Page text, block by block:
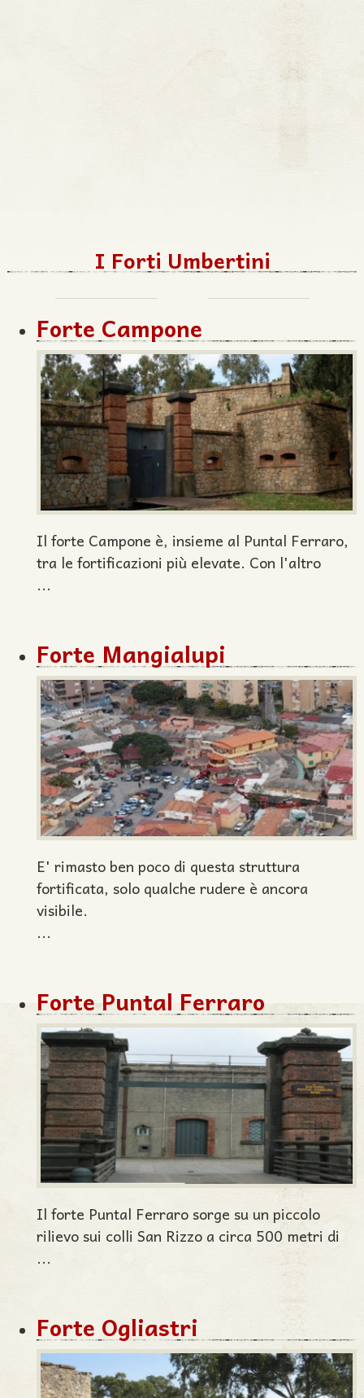
I Forti Umbertini
Forte Campone
Il forte Campone è, insieme al Puntal Ferraro,
tra le fortificazioni più elevate. Con l'altro
...
Forte Mangialupi
E' rimasto ben poco di questa struttura
fortificata, solo qualche rudere è ancora
visibile.
...
Forte Puntal Ferraro
Il forte Puntal Ferraro sorge su un piccolo
rilievo sui colli San Rizzo a circa 500 metri di
...
Forte Ogliastri